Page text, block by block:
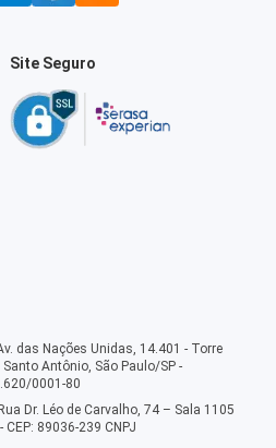
Site Seguro
das Nações Unidas, 14.401 - Torre
Antônio, São Paulo/SP -
0001-80
Dr. Léo de Carvalho, 74 – Sala 1105
89036-239 CNPJ